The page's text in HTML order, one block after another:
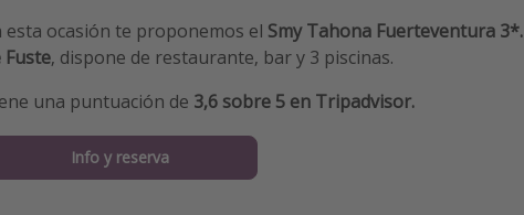
esta ocasión te proponemos el Smy Tahona Fuerteventura 3*.
Fuste, dispone de restaurante, bar y 3 piscinas.
una puntuación de 3,6 sobre 5 en Tripadvisor.
Info y reserva